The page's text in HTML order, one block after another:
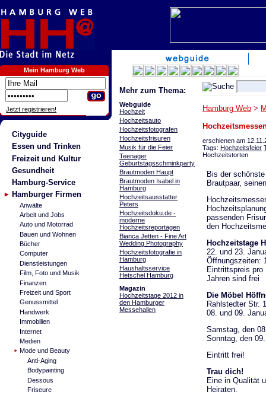
Mein Hamburg Web
Jetzt registrieren!
Cityguide
Essen und Trinken
Freizeit und Kultur
Gesundheit
Hamburg-Service
Hamburger Firmen
Anwälte
Arbeit und Jobs
Auto und Motorrad
Bauen und Wohnen
Bücher
Computer
Dienstleistungen
Film, Foto und Musik
Finanzen
Freizeit und Sport
Genussmittel
Handwerk
Immobilien
Internet
Medien
Mode und Beauty
Anti-Aging
Bodypainting
Dessous
Friseure
Mehr zum Thema:
Webguide
Hochzeit
Hochzeitsauto
Hochzeitsfotografen
Hochzeitsfrisuren
Musik für die Feier
Teenager
Geburtstagsschminkparty
Brautmoden Haupt
Brautmoden Isabel in
Hamburg
Hochzeitsausstatter
Peters
Hochzeitsdoku.de -
moderne
Hochzeitsreportagen
Bianca Jetten - Fine Art
Wedding Photography
Hochzeitsfotografie in
Hamburg
Haushaltsservice
Hetschel Hamburg
Magazin
Hochzeitstage 2012 in
den Hamburger
Messehallen
Hamburg Web >
erschienen am
Tags: Hochzeitsfeier
Hochzeitstorten
Bis der
Brautpaar,
passenden
den
Hochzeitstage
22. und 23.
Öffnungszeiten:
Eintrittspreis
Jahren sind frei
Die Möbel
Rahlstedter Str.
08. und 09.
Samstag, den
Sonntag, den
Eintritt frei!
Trau dich!
Eine in Qualität
Heiraten.